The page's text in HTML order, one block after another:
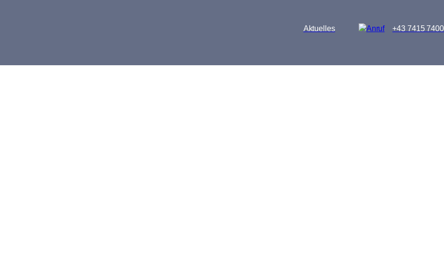
Aktuelles +43 7415 7400